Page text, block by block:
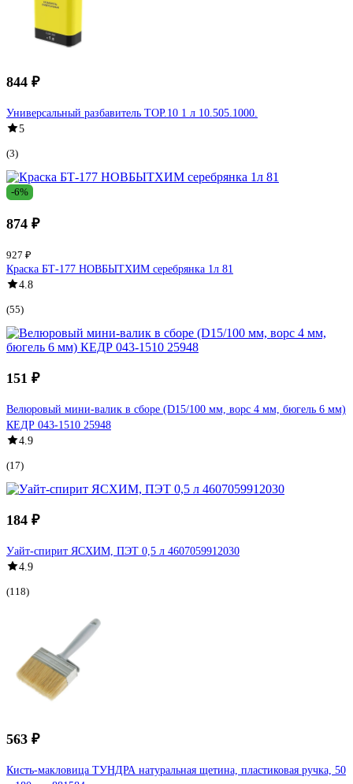
844 ₽
Универсальный разбавитель TOP.10 1 л 10.505.1000.
5
(3)
-6%
874 ₽
927 ₽
Краска БТ-177 НОВБЫТХИМ серебрянка 1л 81
4.8
(55)
151 ₽
Велюровый мини-валик в сборе (D15/100 мм, ворс 4 мм, бюгель 6 мм)
КЕДР 043-1510 25948
4.9
(17)
184 ₽
Уайт-спирит ЯСХИМ, ПЭТ 0,5 л 4607059912030
4.9
(118)
563 ₽
Кисть-макловица ТУНДРА натуральная щетина, пластиковая ручка, 50